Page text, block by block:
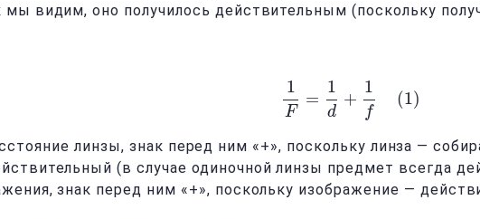
видим, оно получилось действительным (поскольку
1
F
=
1
d
+
1
f
(1)
1F =1 d+ 1f(
линзы, знак перед ним «+», поскольку линза —
(в случае одиночной линзы предмет всегда
знак перед ним «+», поскольку изображение —